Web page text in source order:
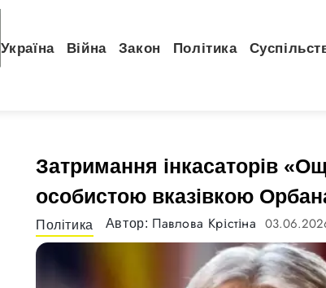
Україна Війна Закон Політика
Затримання інкасаторів
особистою вказівкою
Політика Автор: Павлова Крістіна